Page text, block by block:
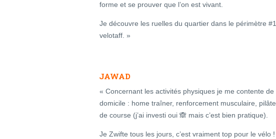
forme et se prouver que l’on est vivant.
Je découvre les ruelles du quartier dans le périmètre
velotaff. »
JAWAD
« Concernant les activités physiques je me contente
domicile : home traîner, renforcement musculaire,
de course (j’ai investi oui 🙈 mais c’est bien pratique).
Je Zwifte tous les jours, c’est vraiment top pour le vélo